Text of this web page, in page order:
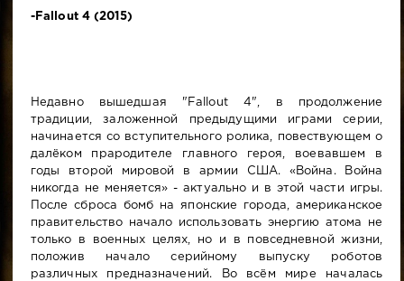
-Fallout 4 (2015)
Недавно вышедшая "Fallout 4", в продолжение
традиции, заложенной предыдущими играми серии,
начинается со вступительного ролика, повествующем о
далёком прародителе главного героя, воевавшем в
годы второй мировой в армии США. «Война. Война
никогда не меняется» - актуально и в этой части игры.
После сброса бомб на японские города, американское
правительство начало использовать энергию атома не
только в военных целях, но и в повседневной жизни,
положив начало серийному выпуску роботов
различных предназначений. Во всём мире началась